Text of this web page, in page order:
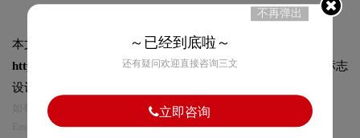
本文标题和链接
百奇标志logo图片:
https://logo9.net/works/8694.html转载时请注明出处为诗宸标志
设计及本链接!
如有内容侵犯您的合法权益，请及时与我们联系
Email:75696531@qq.com，我们将第一时间安排删除。
不再弹出
～已经到底啦～
还有疑问欢迎直接咨询三文
立即咨询